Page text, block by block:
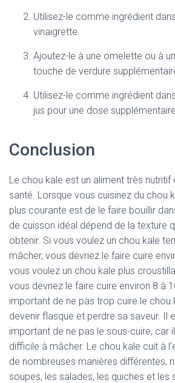
Utilisez-le comme ingrédient
vinaigrette.
Ajoutez-le à une omelette ou à
touche de verdure
Utilisez-le comme ingrédient
jus pour une dose
Conclusion
Le chou kale est un aliment très
santé. Lorsque vous cuisinez du chou
plus courante est de le faire bouillir
de cuisson idéal dépend de la texture
obtenir. Si vous voulez un chou kale
mâcher, vous devriez le faire cuire
vous voulez un chou kale plus
vous devriez le faire cuire environ 8 à
important de ne pas trop cuire le chou
devenir flasque et perdre sa saveur. Il
important de ne pas le sous-cuire, car
difficile à mâcher. Le chou kale cuit à
de nombreuses manières différentes,
soupes, les salades, les quiches et les